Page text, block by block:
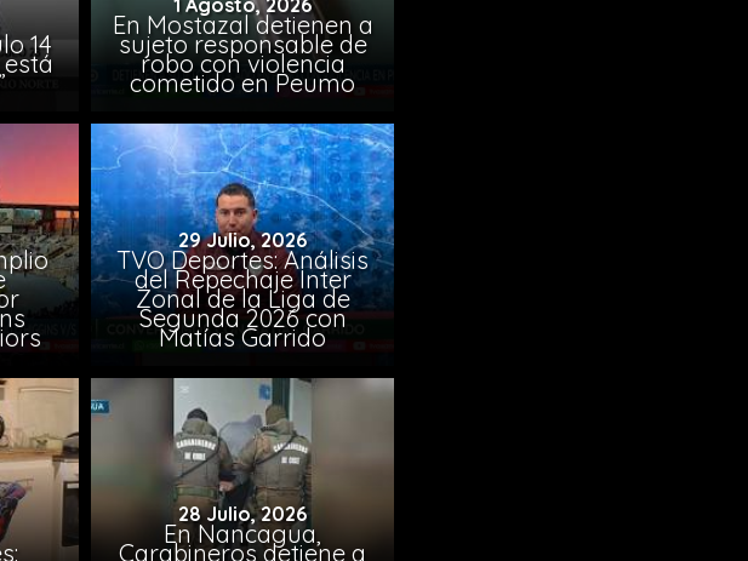
14
está
1 Agosto, 2026
En Mostazal detienen a
sujeto responsable de
robo con violencia
cometido en Peumo
29 Julio, 2026
TVO Deportes: Análisis
del Repechaje Inter
Zonal de la Liga de
Segunda 2026 con
Matías Garrido
28 Julio, 2026
En Nancagua,
Carabineros detiene a